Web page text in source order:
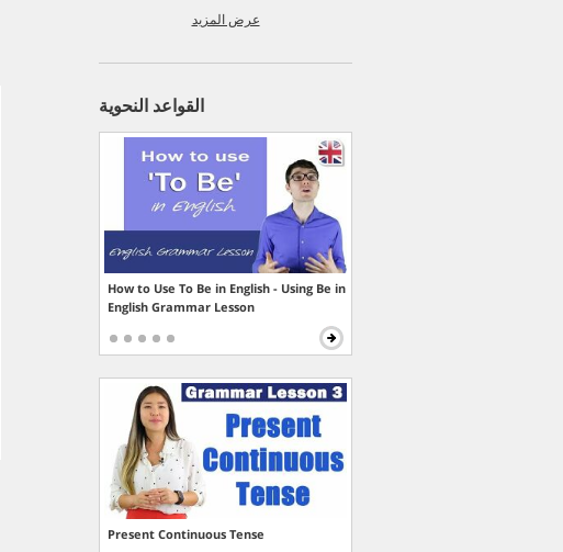
عرض المزيد
القواعد النحوية
How to Use To Be in English - Using Be in
English Grammar Lesson
Present Continuous Tense